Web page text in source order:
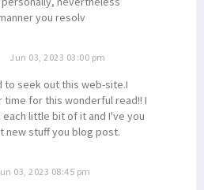
you resolv
Jun 03, 2023 03:00 pm
to seek out this web-site.I
for this wonderful read!! I
little bit of it and I've you
new stuff you blog post.
03, 2023 08:45 pm